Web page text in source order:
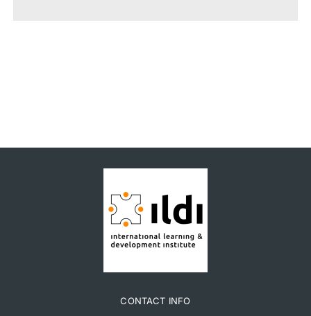
CONTACT INFO